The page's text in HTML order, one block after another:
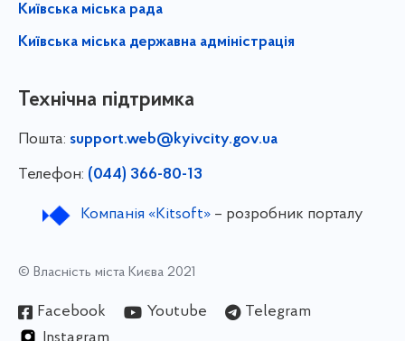
Київська міська рада
Київська міська державна адміністрація
Технічна підтримка
Пошта: support.web@kyivcity.gov.ua
Телефон: (044) 366-80-13
Компанія «Kitsoft»– розробник порталу
© Власність міста Києва 2021
Facebook Youtube
Telegram
Instagram